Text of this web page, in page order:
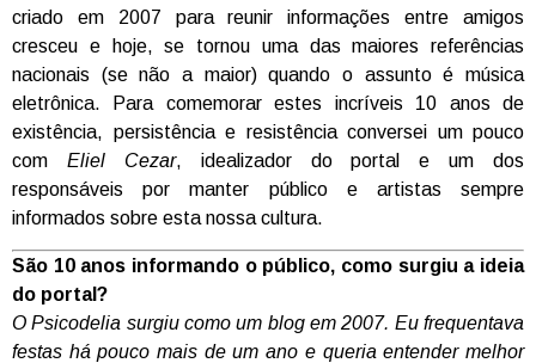
criado em 2007 para reunir informações entre amigos
cresceu e hoje, se tornou uma das maiores referências
nacionais (se não a maior) quando o assunto é música
eletrônica. Para comemorar estes incríveis 10 anos de
existência, persistência e resistência conversei um pouco
com Eliel Cezar, idealizador do portal e um dos
responsáveis por manter público e artistas sempre
informados sobre esta nossa cultura.
São 10 anos informando o público, como surgiu a ideia
do portal?
O Psicodelia surgiu como um blog em 2007. Eu frequentava
festas há pouco mais de um ano e queria entender melhor